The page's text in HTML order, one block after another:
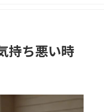
持ち悪い時